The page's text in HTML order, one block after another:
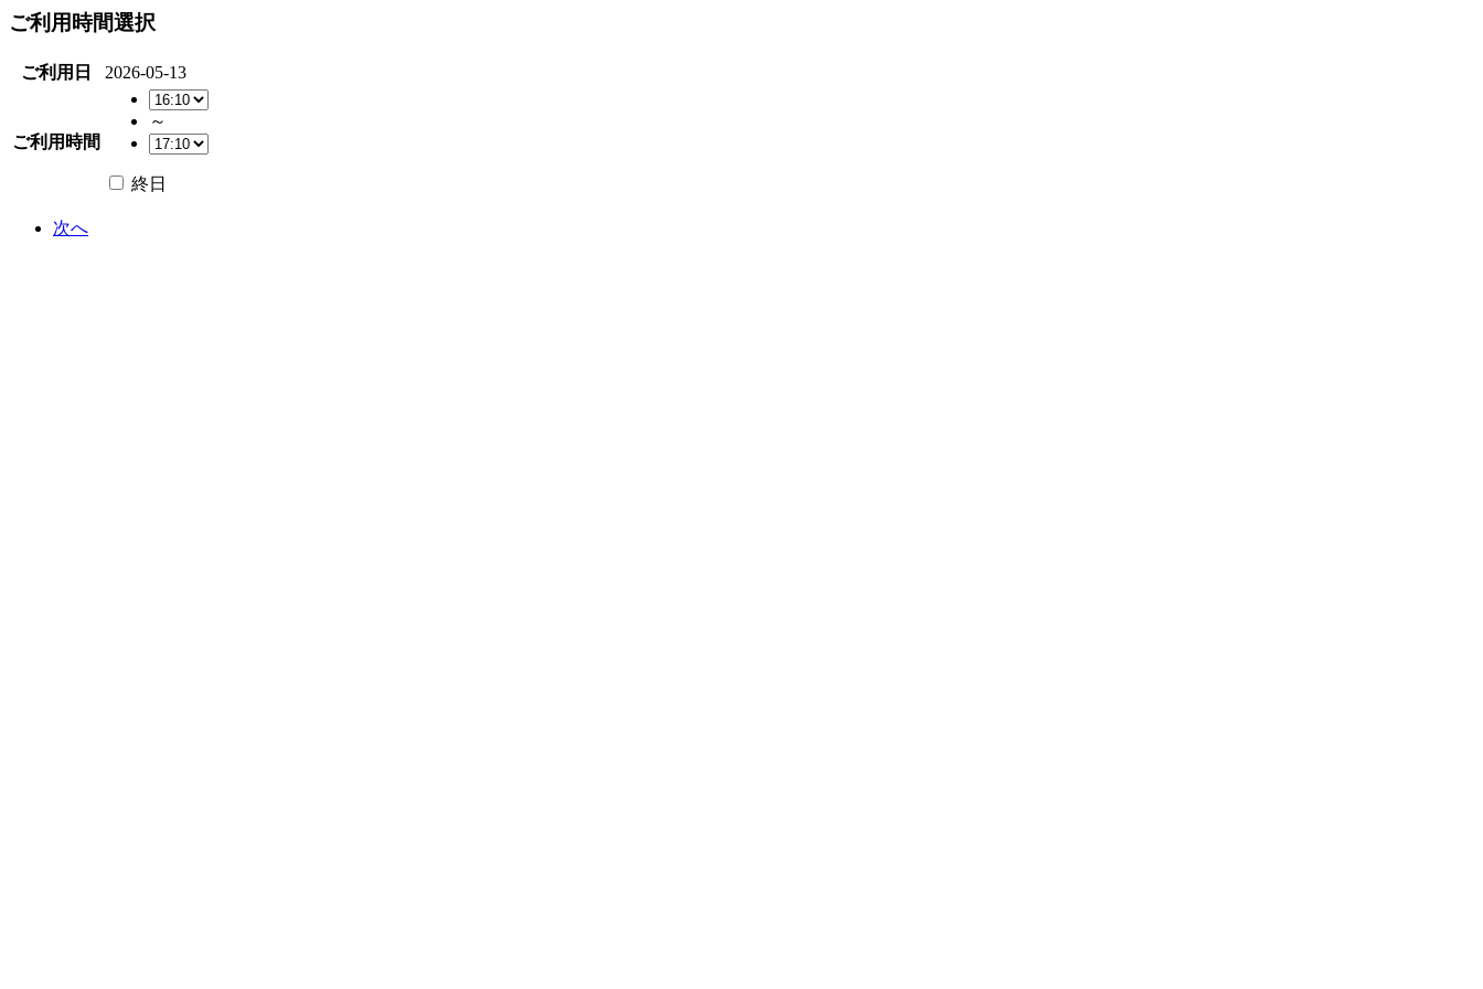
ご利用時間選択
ご利用日 2026-05-13
ご利用時間
～
終日
次へ